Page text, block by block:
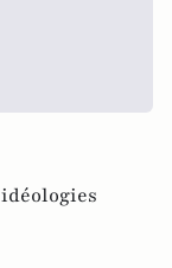
idéologies